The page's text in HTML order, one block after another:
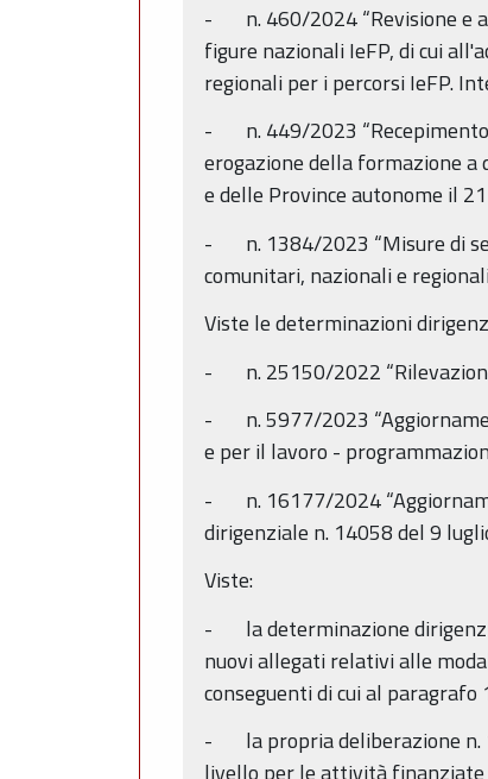
- n. 460/2024 “Revisione e
figure nazionali IeFP, di cui
regionali per i percorsi IeFP.
- n. 449/2023 “Recepimento
erogazione della formazione
e delle Province autonome il
- n. 1384/2023 “Misure di
comunitari, nazionali e
Viste le determinazioni
- n. 25150/2022
- n. 5977/2023
e per il lavoro -
- n. 16177/2024
dirigenziale n. 14058 del 9
Viste:
- la determinazione
nuovi allegati relativi alle
conseguenti di cui al
- la propria deliberazione n.